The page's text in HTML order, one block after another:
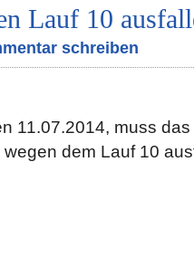
Lauf 10
schreiben
11.07.2014, muss
dem Lauf 10